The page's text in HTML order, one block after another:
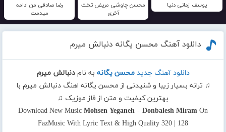
یوسف زمانی دنیا
محسن چاوشی مریض تخت
آخری
رضا صادقی من ادامه
میدمت
دانلود آهنگ محسن یگانه دنبالش میرم
دانلود آهنگ جدید محسن یگانه به نامدنبالش میرم
♫ ترانه بسیار زیبا و شنیدنی از محسن یگانه اهنگ دنبالش میرم با
بهترین کیفیت و متن از فاز موزیک ♫
Download New Music Mohsen Yeganeh – Donbalesh Miram On
FazMusic With Lyric Text & High Quality 320 | 128